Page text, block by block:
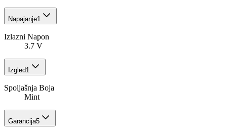
Napajanje1
Izlazni Napon
3.7 V
Izgled1
Spoljašnja Boja
Mint
Garancija5